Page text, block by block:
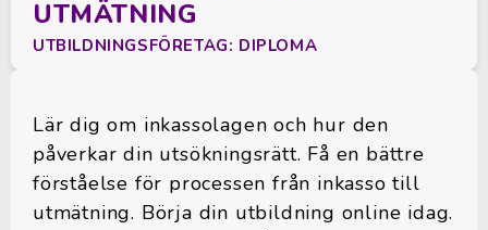
UTMÄTNING
UTBILDNINGSFÖRETAG: DIPLOMA
Lär dig om inkassolagen och hur den
påverkar din utsökningsrätt. Få en bättre
förståelse för processen från inkasso till
utmätning. Börja din utbildning online idag.